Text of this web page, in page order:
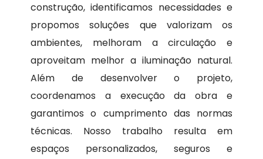
construção, identificamos necessidades e
propomos soluções que valorizam os
ambientes, melhoram a circulação e
aproveitam melhor a iluminação natural.
Além de desenvolver o projeto,
coordenamos a execução da obra e
garantimos o cumprimento das normas
técnicas. Nosso trabalho resulta em
espaços personalizados, seguros e